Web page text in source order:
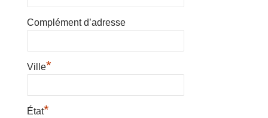
Complément d’adresse
Ville*
État*